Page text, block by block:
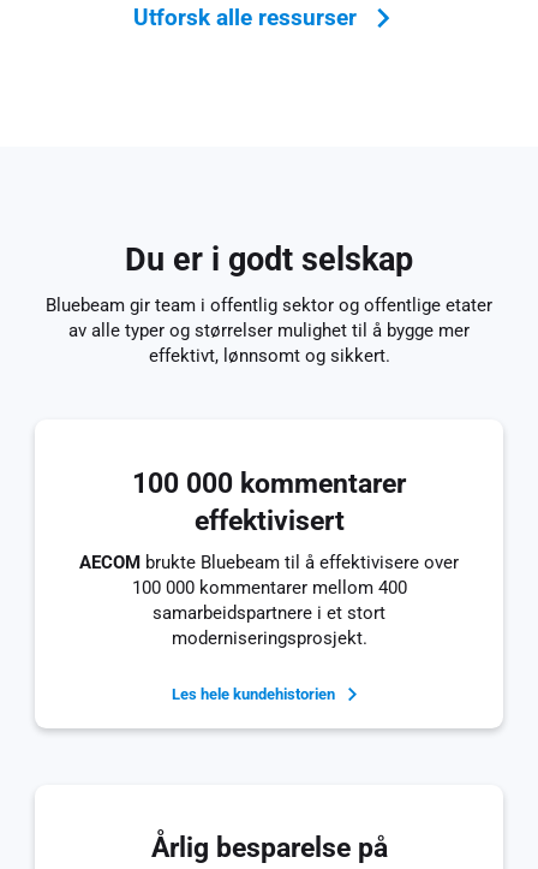
Utforsk alle ressurser
Du er i godt selskap
Bluebeam gir team i offentlig sektor og offentlige etater
av alle typer og størrelser mulighet til å bygge mer
effektivt, lønnsomt og sikkert.
100 000 kommentarer
effektivisert
AECOM brukte Bluebeam til å effektivisere over
100 000 kommentarer mellom 400
samarbeidspartnere i et stort
moderniseringsprosjekt.
Les hele kundehistorien
Årlig besparelse på